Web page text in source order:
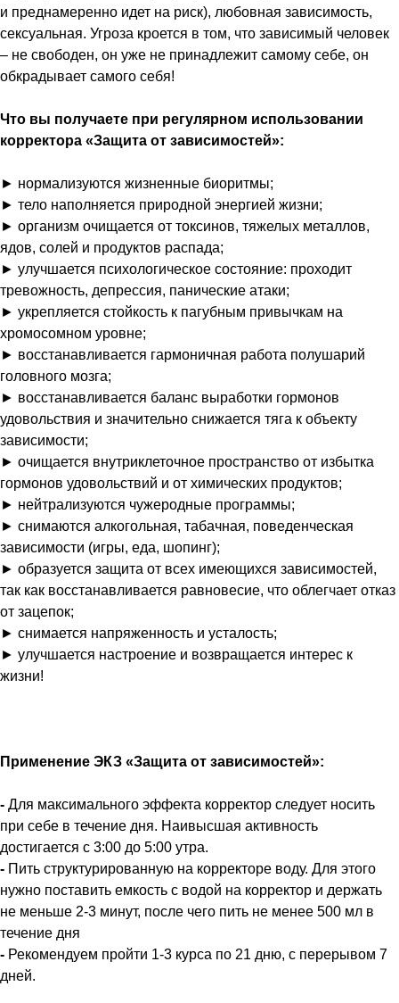
и преднамеренно идет на риск), любовная зависимость,
сексуальная. Угроза кроется в том, что зависимый человек
– не свободен, он уже не принадлежит самому себе, он
обкрадывает самого себя!
Что вы получаете при регулярном использовании
корректора «Защита от зависимостей»:
► нормализуются жизненные биоритмы;
► тело наполняется природной энергией жизни;
► организм очищается от токсинов, тяжелых металлов,
ядов, солей и продуктов распада;
► улучшается психологическое состояние: проходит
тревожность, депрессия, панические атаки;
► укрепляется стойкость к пагубным привычкам на
хромосомном уровне;
► восстанавливается гармоничная работа полушарий
головного мозга;
► восстанавливается баланс выработки гормонов
удовольствия и значительно снижается тяга к объекту
зависимости;
► очищается внутриклеточное пространство от избытка
гормонов удовольствий и от химических продуктов;
► нейтрализуются чужеродные программы;
► снимаются алкогольная, табачная, поведенческая
зависимости (игры, еда, шопинг);
► образуется защита от всех имеющихся зависимостей,
так как восстанавливается равновесие, что облегчает отказ
от зацепок;
► снимается напряженность и усталость;
► улучшается настроение и возвращается интерес к
жизни!
Применение ЭКЗ «Защита от зависимостей»:
- Для максимального эффекта корректор следует носить
при себе в течение дня. Наивысшая активность
достигается с 3:00 до 5:00 утра.
- Пить структурированную на корректоре воду. Для этого
нужно поставить емкость с водой на корректор и держать
не меньше 2-3 минут, после чего пить не менее 500 мл в
течение дня
- Рекомендуем пройти 1-3 курса по 21 дню, с перерывом 7
дней.